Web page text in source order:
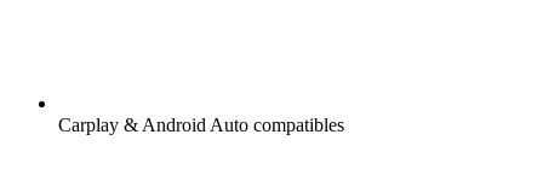
Carplay & Android Auto compatibles